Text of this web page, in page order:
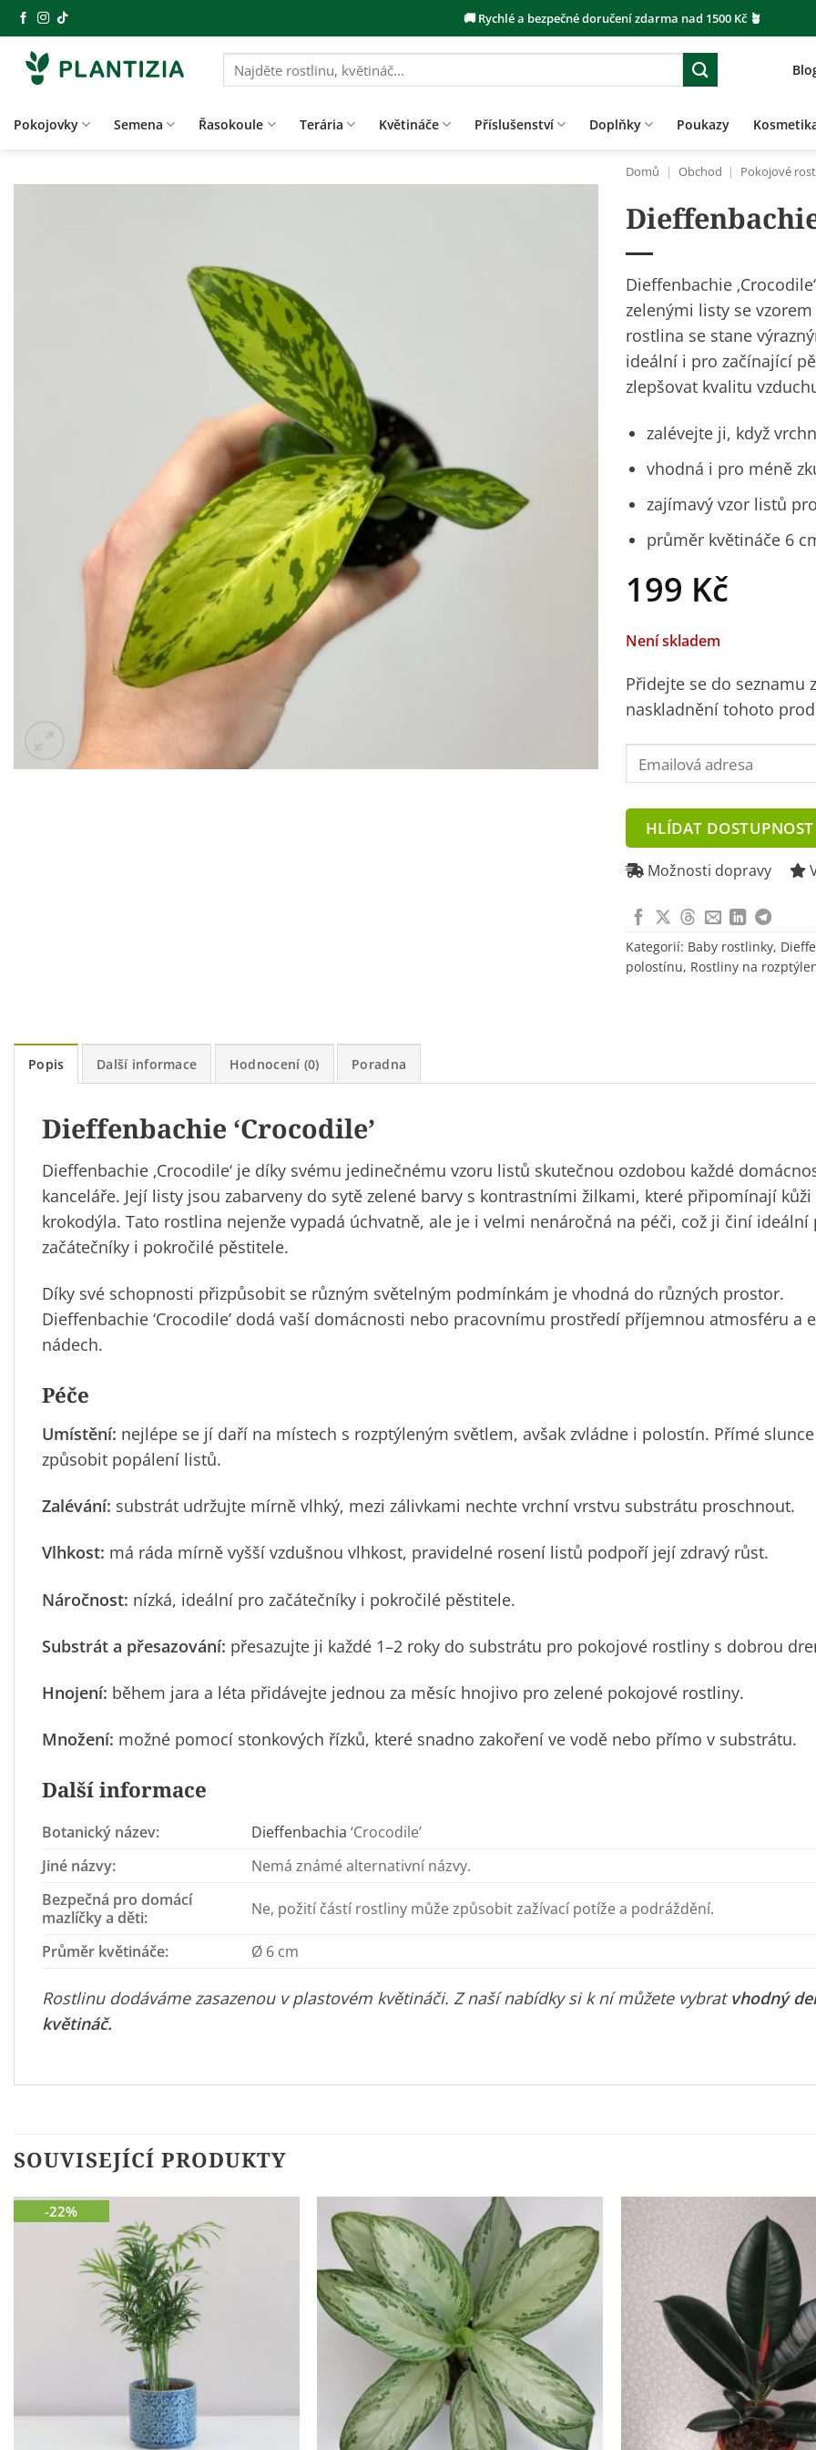
Přeskočit
na
obsah
🚚 Rychlé a bezpečné doručení zdarma nad 1500 Kč 🪴
Hledat:
Pokojovky Semena Řasokoule Terária Květináče Příslušenství Doplňky Poukazy
Domů | Obchod | Pokojové
Dieffenbachie
zelenými listy se
rostlina se stane
ideální i pro začínající
zlepšovat kvalitu
zalévejte ji, když
vhodná i pro méně
zajímavý vzor listů
průměr květináče 6
199 Kč
Není skladem
Přidejte se do seznamu
naskladnění tohoto
your
address
to
join
waitlist
for
this
HLÍDAT DOSTUPNOST
Možnosti dopravy
Kategorií: Baby rostlinky,
polostínu, Rostliny na
Popis Další informace Hodnocení (0) Poradna
Dieffenbachie ‘Crocodile’
Dieffenbachie ‚Crocodile‘ je díky svému jedinečnému vzoru listů skutečnou ozdobou každé
kanceláře. Její listy jsou zabarveny do sytě zelené barvy s kontrastními žilkami, které připomínají kůži
krokodýla. Tato rostlina nejenže vypadá úchvatně, ale je i velmi nenáročná na péči, což ji činí ideální
začátečníky i pokročilé pěstitele.
Díky své schopnosti přizpůsobit se různým světelným podmínkám je vhodná do různých prostor.
Dieffenbachie ‘Crocodile’ dodá vaší domácnosti nebo pracovnímu prostředí příjemnou atmosféru a
nádech.
Péče
Umístění: nejlépe se jí daří na místech s rozptýleným světlem, avšak zvládne i polostín. Přímé
způsobit popálení listů.
Zalévání: substrát udržujte mírně vlhký, mezi zálivkami nechte vrchní vrstvu substrátu proschnout.
Vlhkost: má ráda mírně vyšší vzdušnou vlhkost, pravidelné rosení listů podpoří její zdravý růst.
Náročnost: nízká, ideální pro začátečníky i pokročilé pěstitele.
Substrát a přesazování: přesazujte ji každé 1–2 roky do substrátu pro pokojové rostliny s dobrou
Hnojení: během jara a léta přidávejte jednou za měsíc hnojivo pro zelené pokojové rostliny.
Množení: možné pomocí stonkových řízků, které snadno zakoření ve vodě nebo přímo v substrátu.
Další informace
Botanický název: Dieffenbachia ‘Crocodile’
Jiné názvy:
Nemá známé alternativní názvy.
Bezpečná pro domácí
mazlíčky a děti:
Ne, požití částí rostliny může způsobit zažívací potíže a podráždění.
Průměr květináče: Ø 6 cm
Rostlinu dodáváme zasazenou v plastovém květináči. Z naší nabídky si k ní můžete vybratvhodný
květináč.
SOUVISEJÍCÍ PRODUKTY
-22%